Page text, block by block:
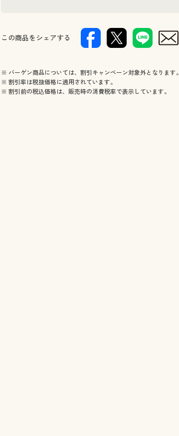
この商品をシェアする
※ バーゲン商品については、割引キャンペーン対象外となります。
※ 割引率は税抜価格に適用されています。
※ 割引前の税込価格は、販売時の消費税率で表示しています。